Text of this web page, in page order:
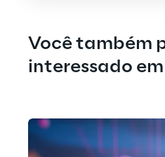
Você também
interessado em